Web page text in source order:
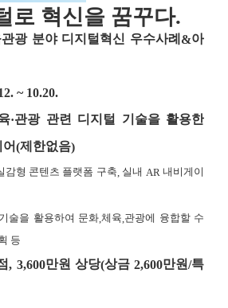
로 혁신을 꿈꾸다.
광 분야 디지털혁신 우수사례 &아
~ 10.20.
·관광 관련 디지털 기술을 활용한
(제한없음)
감형 콘텐츠 플랫폼 구축, 실내 AR내비게이
술을 활용하여 문화,체육,관광에 융합할 수
등
, 3,600만원 상당(상금 2,600만원/특